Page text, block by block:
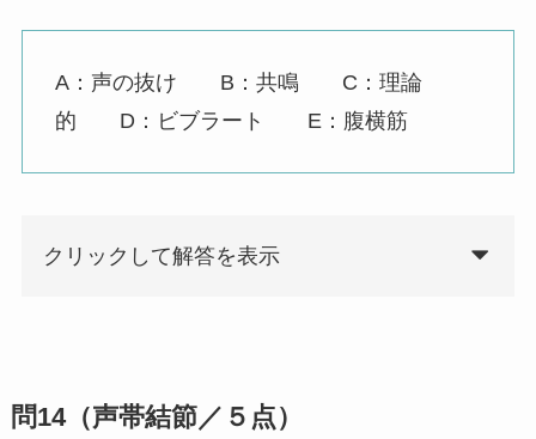
A：声の抜け B：共鳴 C：理論
的 D：ビブラート E：腹横筋
クリックして解答を表示
問14（声帯結節／５点）